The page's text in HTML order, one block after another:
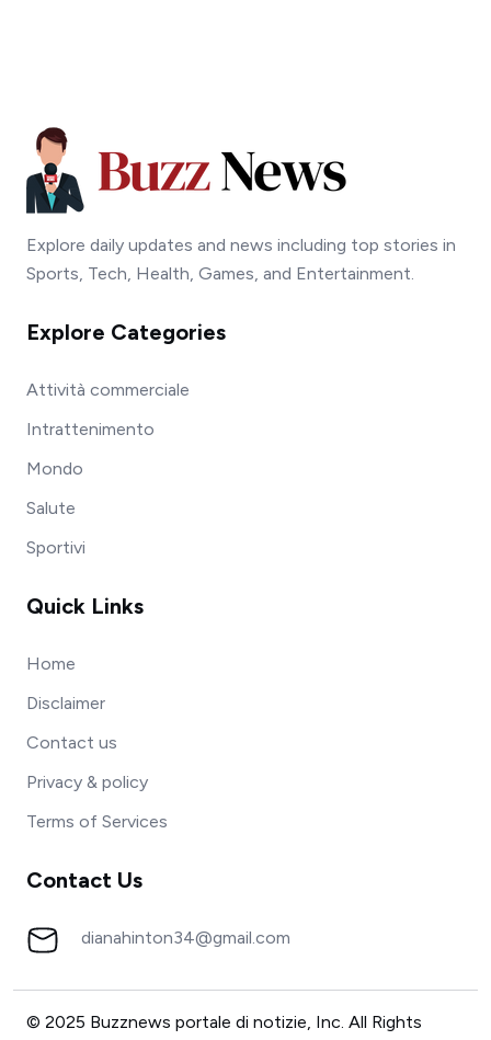
Explore daily updates and news including top stories in
Sports, Tech, Health, Games, and Entertainment.
Explore Categories
Attività commerciale
Intrattenimento
Mondo
Salute
Sportivi
Quick Links
Home
Disclaimer
Contact us
Privacy & policy
Terms of Services
Contact Us
dianahinton34@gmail.com
© 2025 Buzznews portale di notizie, Inc. All Rights